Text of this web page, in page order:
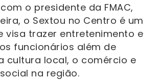
o presidente da FMAC,
o Sextou no Centro é um
visa trazer entretenimento e
funcionários além de
cultura local, o comércio e
na região.